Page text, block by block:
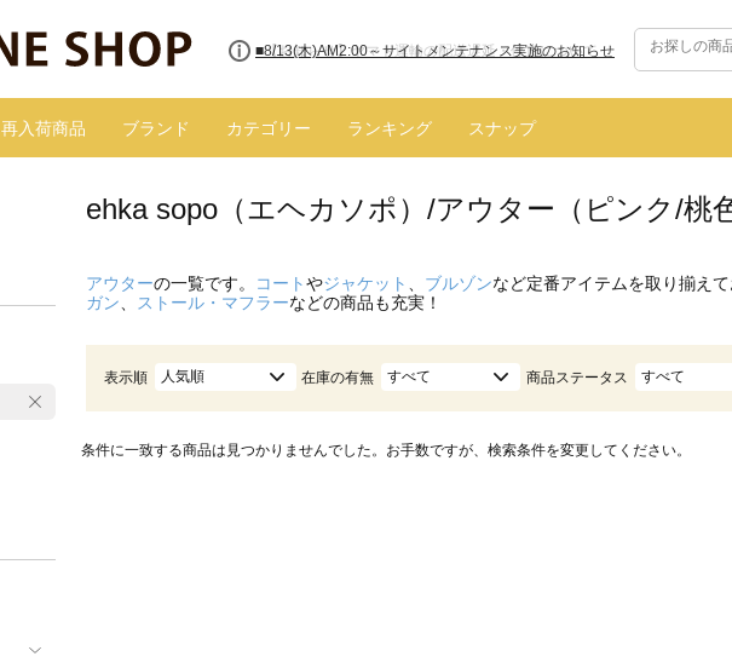
■8/13(木)AM2:00～サイトメンテナンス実施のお知らせ
再入荷商品 ブランド カテゴリー ランキング スナップ
ehka sopo（エヘカソポ）/アウター（ピンク/桃
アウターの一覧です。 コートやジャケット ブルゾンなど定番アイテムを取り揃え
ガン
ストール・マフラーなどの商品も充実！
表示順 人気順 在庫の有無 すべて 商品ステータス すべて
条件に一致する商品は見つかりませんでした。お手数ですが、検索条件を変更してください。